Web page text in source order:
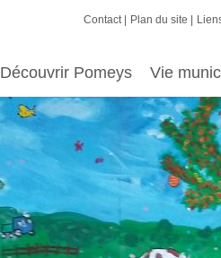
Contact Plan du site
Découvrir Pomeys Vie